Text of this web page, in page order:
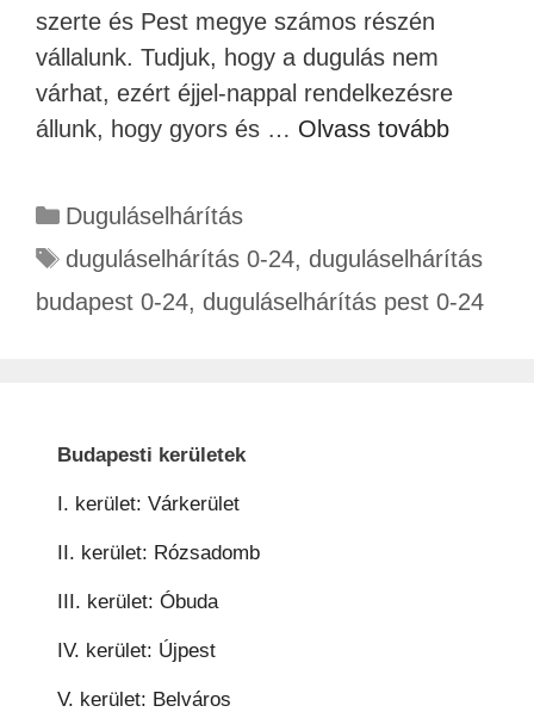
szerte és Pest megye számos részén
vállalunk. Tudjuk, hogy a dugulás nem
várhat, ezért éjjel-nappal rendelkezésre
állunk, hogy gyors és … Olvass tovább
Duguláselhárítás
duguláselhárítás 0-24, duguláselhárítás
budapest 0-24, duguláselhárítás pest 0-24
Budapesti kerületek
I. kerület: Várkerület
II. kerület: Rózsadomb
III. kerület: Óbuda
IV. kerület: Újpest
V. kerület: Belváros